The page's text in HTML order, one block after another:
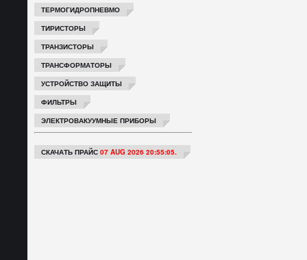
ТЕРМОГИДРОПНЕВМО
ТИРИСТОРЫ
ТРАНЗИСТОРЫ
ТРАНСФОРМАТОРЫ
УСТРОЙСТВО ЗАЩИТЫ
ФИЛЬТРЫ
ЭЛЕКТРОВАКУУМНЫЕ ПРИБОРЫ
СКАЧАТЬ ПРАЙС 07 AUG 2026 20:55:05.